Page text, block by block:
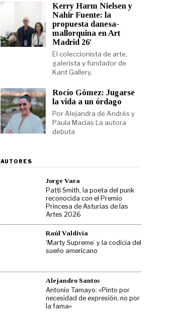
Kerry Harm Nielsen y
Nahir Fuente: la
propuesta danesa-
mallorquina en Art
Madrid 26′
El coleccionista de arte,
galerista y fundador de
Kant Gallery,
Rocío Gómez: Jugarse
la vida a un órdago
Por Alejandra de Andrés y
Paula Macías La autora
debuta
AUTORES
Jorge Vara
Patti Smith, la poeta del punk
reconocida con el Premio
Princesa de Asturias de las
Artes 2026
Raúl Valdivia
‘Marty Supreme’ y la codicia del
sueño americano
Alejandro Santos
Antonio Tamayo: «Pinto por
necesidad de expresión, no por
la fama»